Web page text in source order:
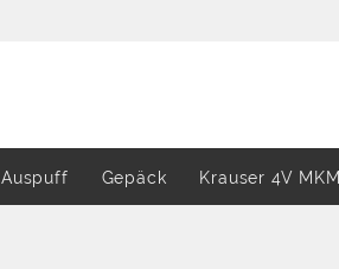
Auspuff Gepäck Krauser 4V MKM